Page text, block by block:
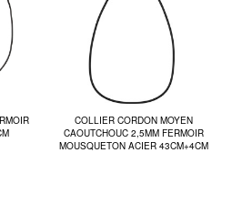
COLLIER CORDON MOYEN
CAOUTCHOUC 2,5MM FERMOIR
MOUSQUETON ACIER 43CM+4CM